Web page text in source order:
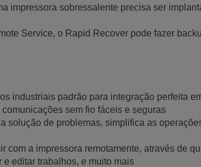
impressora sobressalente precisa ser
Service, o Rapid Recover pode fazer
industriais padrão para integração perfeita
sem fio fáceis e seguras
de problemas, simplifica as
com a impressora remotamente, através de
editar trabalhos, e muito mais